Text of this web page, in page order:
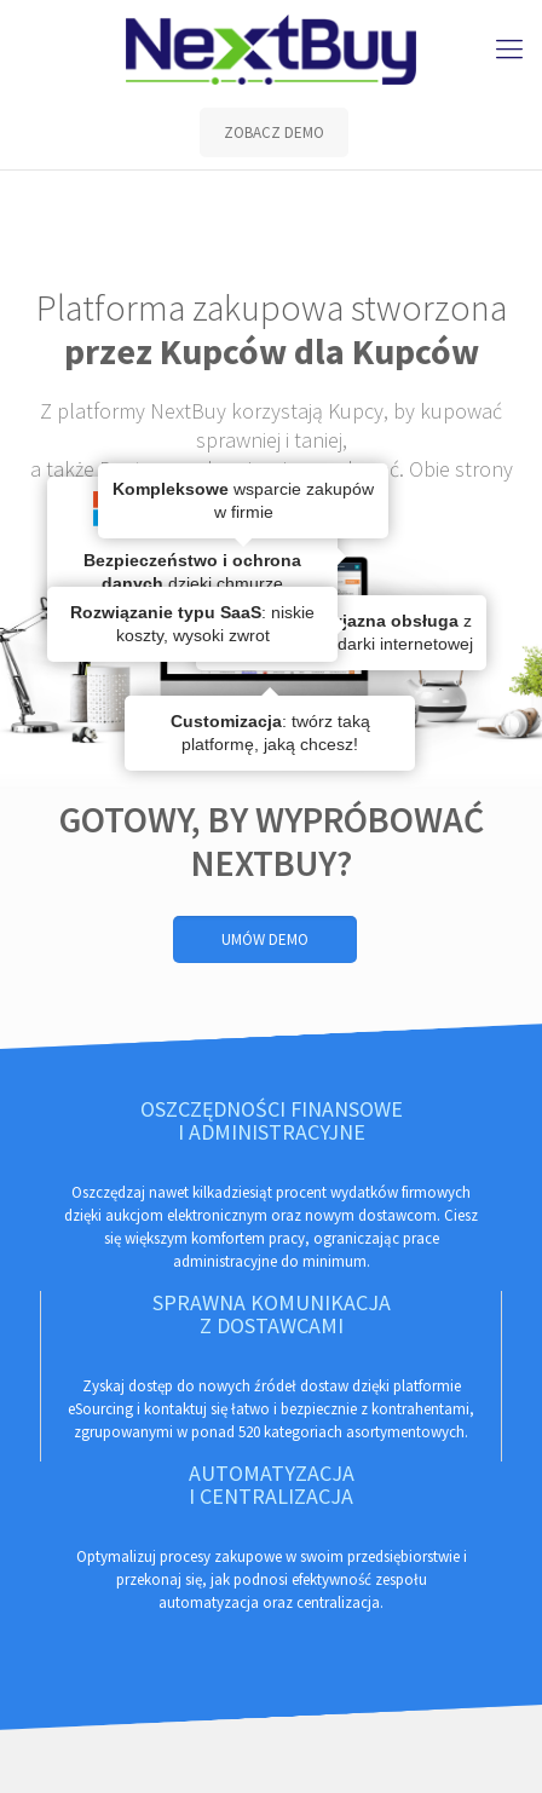
ZOBACZ DEMO
Platforma zakupowa stworzona
przez Kupców dla Kupców
Z platformy NextBuy korzystają Kupcy, by kupować
sprawniej i taniej,
a także Dostawcy – by więcej sprzedawać. Obie strony
zyskują. Jak to działa?.
GOTOWY, BY WYPRÓBOWAĆ
NEXTBUY?
UMÓW DEMO
OSZCZĘDNOŚCI FINANSOWE
I ADMINISTRACYJNE
Oszczędzaj nawet kilkadziesiąt procent wydatków firmowych
dzięki aukcjom elektronicznym oraz nowym dostawcom. Ciesz
się większym komfortem pracy, ograniczając prace
administracyjne do minimum.
SPRAWNA KOMUNIKACJA
Z DOSTAWCAMI
Zyskaj dostęp do nowych źródeł dostaw dzięki platformie
eSourcing i kontaktuj się łatwo i bezpiecznie z kontrahentami,
zgrupowanymi w ponad 520 kategoriach asortymentowych.
AUTOMATYZACJA
I CENTRALIZACJA
Optymalizuj procesy zakupowe w swoim przedsiębiorstwie i
przekonaj się, jak podnosi efektywność zespołu
automatyzacja oraz centralizacja.
Bezpieczeństwo i ochrona
danychdzięki chmurze
obliczeniowej Microsoft Azure
Kompleksowe wsparcie zakupów
w firmie
Intuicyjna i przyjazna obsługa z
poziomu przeglądarki internetowej
Rozwiązanie typu SaaS: niskie
koszty, wysoki zwrot
Customizacja: twórz taką
platformę, jaką chcesz!